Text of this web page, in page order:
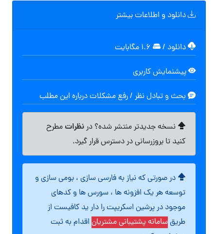
دانلود و اطلاعات بیشتر
دانلود /
پیشنمایش کاربری
بحث و تبادل نظر / رفع مشکلات درباره این مطلب
نسخه جدیدتر منتشر شده؟ درنظراتمطرح
کنید تا بروزرسانی در دسترس قرار گیرد.
در صورتی که نیاز به فارسی سازی ، بومی سازی و
توسعه هر یک افزونه ها ، سورس ها و کدهای
موجود در پرشین اسکریپت را دار ید کافیست از
طریقسامانه پشتیبانی مشتریان اقدام به ثبت